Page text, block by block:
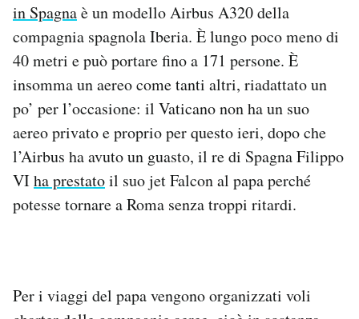
Area Personale
Newsletter
Notifiche mobile
Regala il Post
Hai bisogno di aiuto?
Esci
in Spagnaè un modello Airbus A320 della
compagnia spagnola Iberia. È lungo poco meno di
40 metri e può portare fino a 171 persone. È
insomma un aereo come tanti altri, riadattato un
po’ per l’occasione: il Vaticano non ha un suo
aereo privato e proprio per questo ieri, dopo che
l’Airbus ha avuto un guasto, il re di Spagna Filippo
VIha prestatoil suo jet Falcon al papa perché
potesse tornare a Roma senza troppi ritardi.
Per i viaggi del papa vengono organizzati voli